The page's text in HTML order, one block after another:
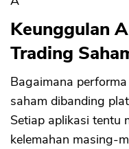
Keunggulan
Trading
Bagaimana
saham dibanding
Setiap aplikasi tentu
kelemahan masing-